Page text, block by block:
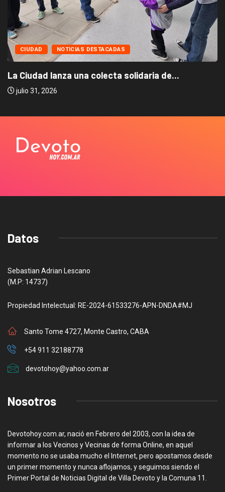
CIUDAD NOTICIAS DESTACADAS
La Ciudad lanza una colecta solidaria de...
julio 31, 2026
Datos
Sebastian Adrian Lescano
(M.P: 14737)
Propiedad Intelectual: RE-2024-61533276-APN-DNDA#MJ
Santo Tome 4727, Monte Castro, CABA
+54 911 32188778
devotohoy@yahoo.com.ar
Nosotros
Devotohoy.com.ar, nació en Febrero del 2003, con la idea de
informar a los Vecinos y Vecinas de forma Online, en aquel
momento no se usaba mucho el Internet, pero apostamos desde
un primer momento y nunca aflojamos, y seguimos siendo el
Primer Portal de Noticias Digital de Villa Devoto y la Comuna 11.